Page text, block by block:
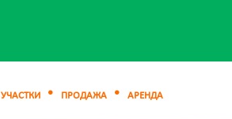
УЧАСТКИ ПРОДАЖА АРЕНДА